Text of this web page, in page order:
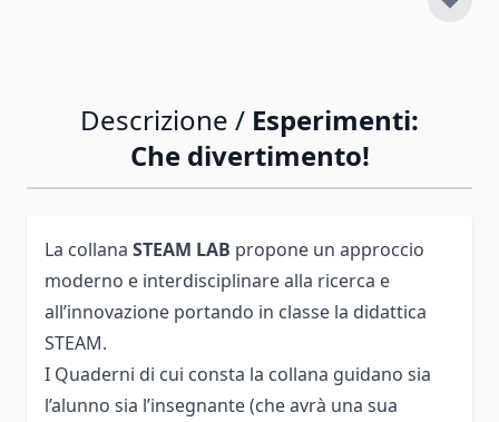
Descrizione / Esperimenti:
Che divertimento!
La collana STEAM LAB propone un approccio
moderno e interdisciplinare alla ricerca e
all’innovazione portando in classe la didattica
STEAM.
I Quaderni di cui consta la collana guidano sia
l’alunno sia l’insegnante (che avrà una sua